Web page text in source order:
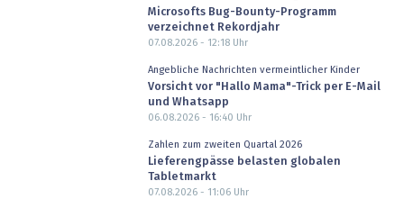
Microsofts Bug-Bounty-Programm
verzeichnet Rekordjahr
07.08.2026 - 12:18Uhr
Angebliche Nachrichten vermeintlicher Kinder
Vorsicht vor "Hallo Mama"-Trick per E-Mail
und Whatsapp
06.08.2026 - 16:40 Uhr
Zahlen zum zweiten Quartal 2026
Lieferengpässe belasten globalen
Tabletmarkt
07.08.2026 - 11:06Uhr